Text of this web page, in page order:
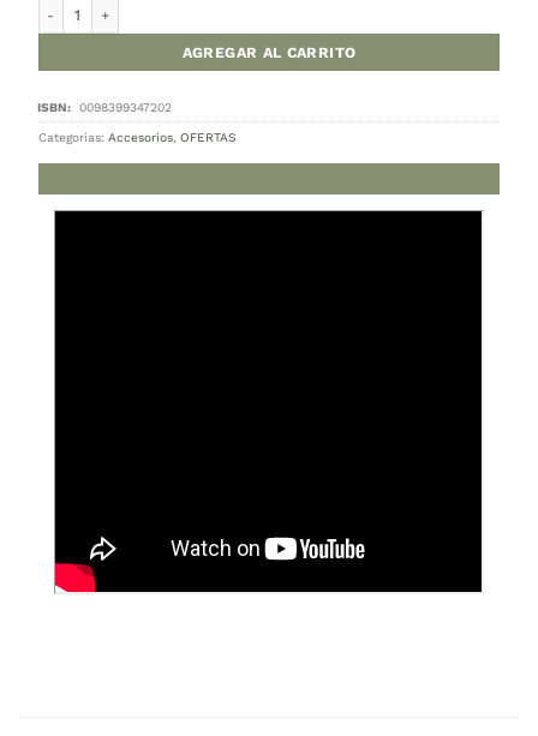
OFERTAS
$79.000